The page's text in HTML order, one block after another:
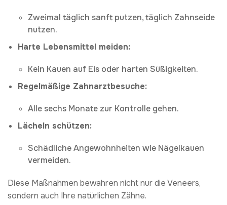
Zweimal täglich sanft putzen, täglich Zahnseide
nutzen.
Harte Lebensmittel meiden:
Kein Kauen auf Eis oder harten Süßigkeiten.
Regelmäßige Zahnarztbesuche:
Alle sechs Monate zur Kontrolle gehen.
Lächeln schützen:
Schädliche Angewohnheiten wie Nägelkauen
vermeiden.
Diese Maßnahmen bewahren nicht nur die Veneers,
sondern auch Ihre natürlichen Zähne.